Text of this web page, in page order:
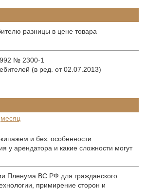
разницы в цене товара
№ 2300-1
(в ред. от 02.07.2013)
месяц
и без: особенности
у арендатора и какие сложности могут
Пленума ВС РФ для гражданского
примирение сторон и